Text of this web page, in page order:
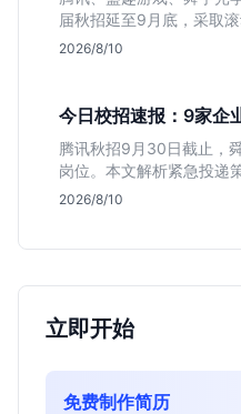
届秋招延至9月底，采取
实习；舜宇光学聚焦硬件
2026/8/10
今日校招速报：9家企
腾讯秋招9月30日截止，
岗位。本文解析紧急投递
群，助你快速决策。
2026/8/10
立即开始
免费制作简历